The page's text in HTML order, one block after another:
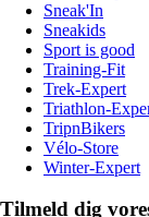
Sneak'In
Sneakids
Sport is good
Training-Fit
Trek-Expert
Triathlon-
TripnBikers
Vélo-Store
Winter-Expert
Tilmeld dig